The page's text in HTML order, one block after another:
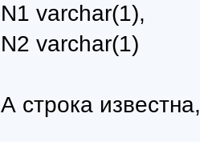
N1 varchar(1),
N2 varchar(1)
А строка